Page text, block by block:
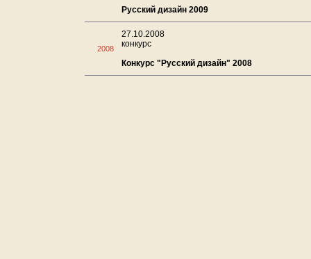
Русский дизайн 2009
2008
27.10.2008
конкурс
Конкурс "Русский дизайн" 2008